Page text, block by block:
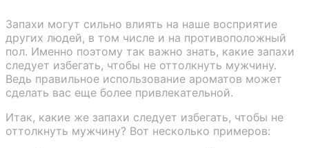
Запахи могут сильно влиять на наше восприятие
других людей, в том числе и на противоположный
пол. Именно поэтому так важно знать, какие запахи
следует избегать, чтобы не оттолкнуть мужчину.
Ведь правильное использование ароматов может
сделать вас еще более привлекательной.
Итак, какие же запахи следует избегать, чтобы не
оттолкнуть мужчину? Вот несколько примеров: